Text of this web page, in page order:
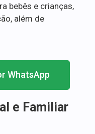
bebês e crianças,
além de
WhatsApp
e Familiar